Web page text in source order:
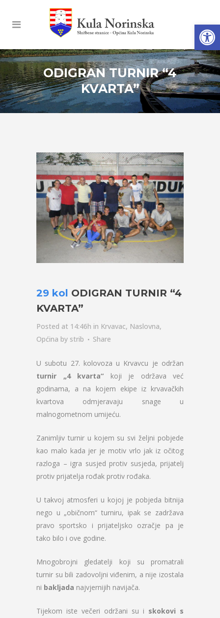
ODIGRAN TURNIR “4
KVARTA”
29 kol ODIGRAN TURNIR “4
KVARTA”
Posted at 14:46h in Krvavac, Naslovna,
Općina by strib Share
U subotu 27. kolovoza u Krvavcu je održan
turnir „4 kvarta“ koji je održava već
godinama, a na kojem ekipe iz krvavačkih
kvartova odmjeravaju snage u
malnogometnom umijeću.
Zanimljiv turnir u kojem su svi željni pobjede
kao malo kada jer je motiv vrlo jak iz očitog
razloga – igra susjed protiv susjeda, prijatelj
protiv prijatelja rođak protiv rođaka.
U takvoj atmosferi u kojoj je pobjeda bitnija
nego u „običnom“ turniru, ipak se zadržava
pravo sportsko i prijateljsko ozračje pa je
tako bilo i ove godine.
Mnogobrojni gledatelji koji su promatrali
turnir su bili zadovoljni viđenim, a nije izostala
ni bakljada najvjernijih navijača.
Tijekom iste večeri održani su i skokovi s